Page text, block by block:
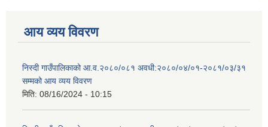
आय व्यय विवरण
निस्दी गाउँपालिकाको आ.व.२०८०/०८१ अवधी:२०८०/०४/०१-२०८१/०३/३१
सम्मको आय व्यय विवरण
मिति: 08/16/2024 - 10:15